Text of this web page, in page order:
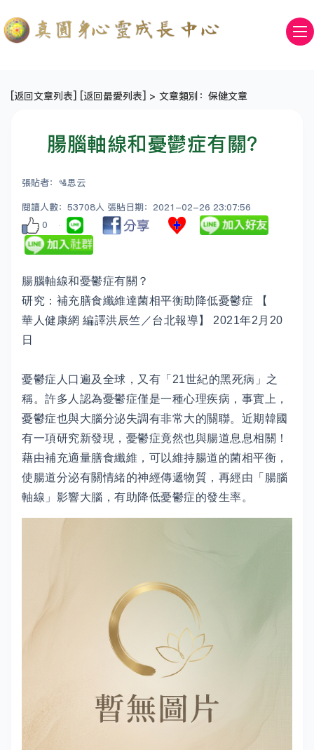
[返回文章列表] [返回最愛列表] > 文章類別：保健文章
腸腦軸線和憂鬱症有關？
張貼者：🛂思云
閱讀人數：53708人 張貼日期：2021-02-26 23:07:56
0
腸腦軸線和憂鬱症有關？
研究：補充膳食纖維達菌相平衡助降低憂鬱症 【
華人健康網 編譯洪辰竺／台北報導】 2021年2月20
日
憂鬱症人口遍及全球，又有「21世紀的黑死病」之
稱。許多人認為憂鬱症僅是一種心理疾病，事實上，
憂鬱症也與大腦分泌失調有非常大的關聯。近期韓國
有一項研究新發現，憂鬱症竟然也與腸道息息相關！
藉由補充適量膳食纖維，可以維持腸道的菌相平衡，
使腸道分泌有關情緒的神經傳遞物質，再經由「腸腦
軸線」影響大腦，有助降低憂鬱症的發生率。